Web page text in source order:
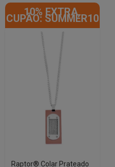
latest
10% EXTRA,
CUPÃO: SUMMER10
Raptor® Colar Prateado